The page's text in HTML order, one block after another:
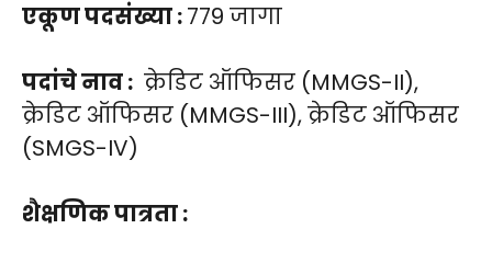
एकूण पदसंख्या :779 जागा
पदांचे नाव : क्रेडिट ऑफिसर (MMGS-II),
क्रेडिट ऑफिसर (MMGS-III), क्रेडिट ऑफिसर
(SMGS-IV)
शैक्षणिक पात्रता :